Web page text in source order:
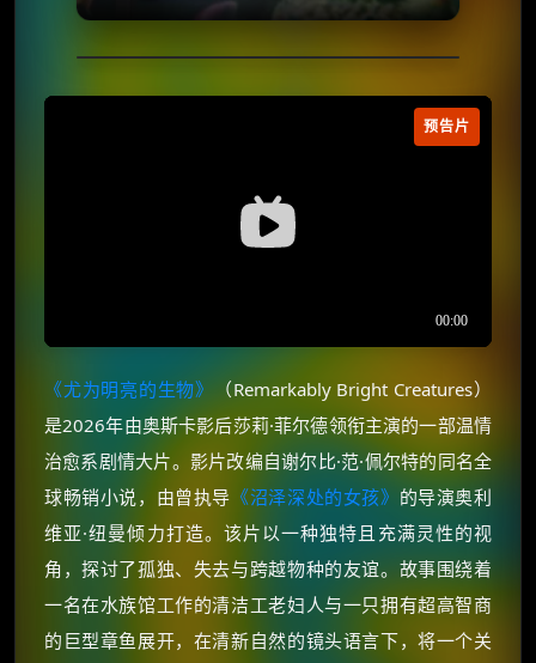
预告片
《尤为明亮的生物》
（Remarkably Bright Creatures）
是2026年由奥斯卡影后莎莉·菲尔德领衔主演的一部温情
治愈系剧情大片。影片改编自谢尔比·范·佩尔特的同名全
球畅销小说，由曾执导 《沼泽深处的女孩》 的导演奥利
维亚·纽曼倾力打造。该片以一种独特且充满灵性的视
角，探讨了孤独、失去与跨越物种的友谊。故事围绕着
一名在水族馆工作的清洁工老妇人与一只拥有超高智商
的巨型章鱼展开，在清新自然的镜头语言下，将一个关